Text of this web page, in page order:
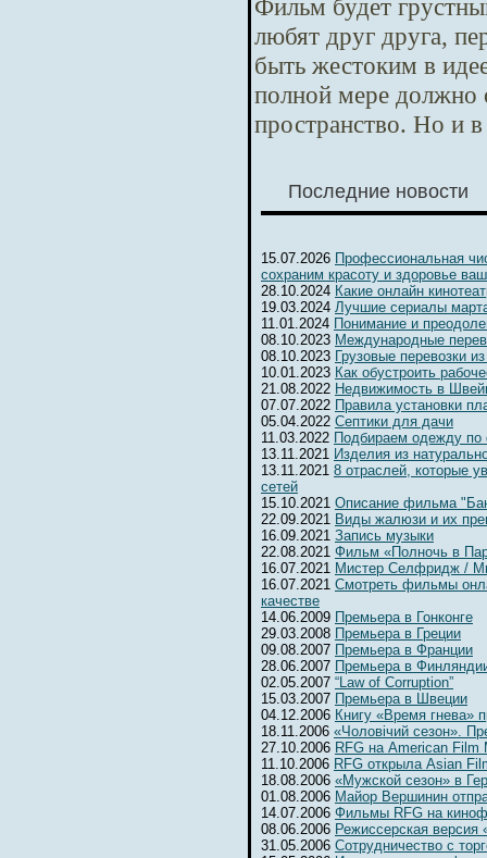
Фильм будет
любят друг друга,
быть жестоким в
полной мере должно
пространство. Но и
Последние новости
15.07.2026 Профессиональная
сохраним красоту и здоровье
28.10.2024 Какие онлайн
19.03.2024 Лучшие сериалы
11.01.2024 Понимание и
08.10.2023 Международные
08.10.2023 Грузовые перевозки
10.01.2023 Как обустроить
21.08.2022 Недвижимость в
07.07.2022 Правила установки
05.04.2022 Септики для дачи
11.03.2022 Подбираем одежду по
13.11.2021 Изделия из
13.11.2021 8 отраслей, которые
сетей
15.10.2021 Описание фильма
22.09.2021 Виды жалюзи и их
16.09.2021 Запись музыки
22.08.2021 Фильм «Полночь в
16.07.2021 Мистер Селфридж /
16.07.2021 Смотреть фильмы
качестве
14.06.2009 Премьера в Гонконге
29.03.2008 Премьера в Греции
09.08.2007 Премьера в Франции
28.06.2007 Премьера в
02.05.2007 “Law of Corruption”
15.03.2007 Премьера в Швеции
04.12.2006 Книгу «Время гнева»
18.11.2006 «Чоловiчий сезон».
27.10.2006 RFG на American Film
11.10.2006 RFG открыла Asian
18.08.2006 «Мужской сезон» в
01.08.2006 Майор Вершинин
14.07.2006 Фильмы RFG на
08.06.2006 Режиссерская версия
31.05.2006 Сотрудничество с